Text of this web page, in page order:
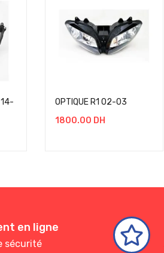
14-
OPTIQUE R1 02-03
1800.00 DH
en ligne
sécurité